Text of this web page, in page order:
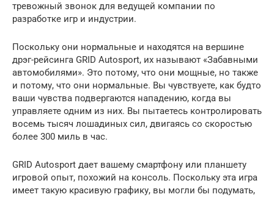
тревожный звонок для ведущей компании по
разработке игр и индустрии.
Поскольку они нормальные и находятся на вершине
дрэг-рейсинга GRID Autosport, их называют «Забавными
автомобилями». Это потому, что они мощные, но также
и потому, что они нормальные. Вы чувствуете, как будто
ваши чувства подвергаются нападению, когда вы
управляете одним из них. Вы пытаетесь контролировать
восемь тысяч лошадиных сил, двигаясь со скоростью
более 300 миль в час.
GRID Autosport дает вашему смартфону или планшету
игровой опыт, похожий на консоль. Поскольку эта игра
имеет такую красивую графику, вы могли бы подумать,